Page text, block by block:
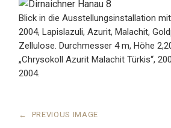
Blick in die Ausstellungsinstallation mit
2004, Lapislazuli, Azurit, Malachit,
Zellulose. Durchmesser 4 m, Höhe
„Chrysokoll Azurit Malachit Türkis“,
2004.
← PREVIOUS IMAGE